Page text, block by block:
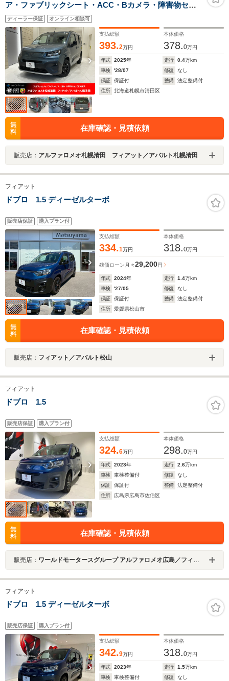
ア・ファブリックシート・ACC・Bカメラ・障害物セン
サー・ディーゼル・ステアリングヒーター
ディーラー保証 オンライン相談可
支払総額
393.2万円
本体価格
378.0万円
年式 2025年 走行 0.4万km
車検
'28/07 修復
なし
保証
保証付 整備
法定整備付
住所
北海道札幌市清田区
無
料
在庫確認・見積依頼
販売店： アルファロメオ札幌清田 フィアット／アバルト札幌清田
フィアット
ドブロ 1.5 ディーゼルターボ
販売店保証 購入プラン付
支払総額
334.1万円
本体価格
318.0万円
残価ローン 月々29,200円
年式 2024年 走行 1.4万km
車検
'27/05 修復
なし
保証
保証付 整備
法定整備付
住所
愛媛県松山市
無
料
在庫確認・見積依頼
販売店： フィアット／アバルト松山
フィアット
ドブロ 1.5
販売店保証 購入プラン付
支払総額
324.6万円
本体価格
298.0万円
年式 2023年 走行 2.6万km
車検
車検整備付 修復
なし
保証
保証付 整備
法定整備付
住所
広島県広島市佐伯区
無
料
在庫確認・見積依頼
販売店： ワールドモータースグループ アルファロメオ広島／フィアット・アバルト広島／ジープ広島西
フィアット
ドブロ 1.5 ディーゼルターボ
販売店保証 購入プラン付
支払総額
342.9万円
本体価格
318.0万円
年式 2023年 走行 1.5万km
車検
車検整備付 修復
なし